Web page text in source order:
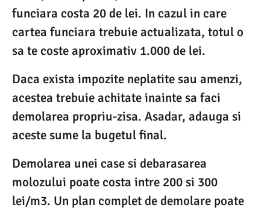
funciara costa 20 de lei. In cazul in care
cartea funciara trebuie actualizata, totul o
sa te coste aproximativ 1.000 de lei.
Daca exista impozite neplatite sau amenzi,
acestea trebuie achitate inainte sa faci
demolarea propriu-zisa. Asadar, adauga si
aceste sume la bugetul final.
Demolarea unei case si debarasarea
molozului poate costa intre 200 si 300
lei/m3. Un plan complet de demolare poate